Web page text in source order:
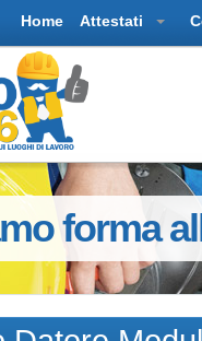
Home Attestati
forma